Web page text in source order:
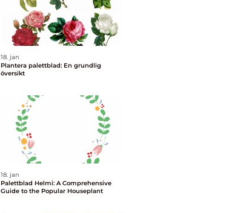
18. jan
Plantera palettblad: En grundlig
översikt
18. jan
Palettblad Helmi: A Comprehensive
Guide to the Popular Houseplant